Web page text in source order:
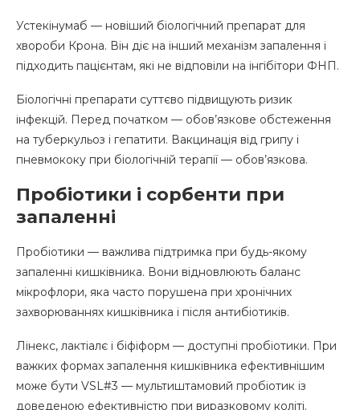
Устекінумаб — новіший біологічний препарат для
хвороби Крона. Він діє на інший механізм запалення і
підходить пацієнтам, які не відповіли на інгібітори ФНП.
Біологічні препарати суттєво підвищують ризик
інфекцій. Перед початком — обов’язкове обстеження
на туберкульоз і гепатити. Вакцинація від грипу і
пневмококу при біологічній терапії — обов’язкова.
Пробіотики і сорбенти при
запаленні
Пробіотики — важлива підтримка при будь-якому
запаленні кишківника. Вони відновлюють баланс
мікрофлори, яка часто порушена при хронічних
захворюваннях кишківника і після антибіотиків.
Лінекс, лактіалє і біфіформ — доступні пробіотики. При
важких формах запалення кишківника ефективнішим
може бути VSL#3 — мультиштамовий пробіотик із
доведеною ефективністю при виразковому коліті.